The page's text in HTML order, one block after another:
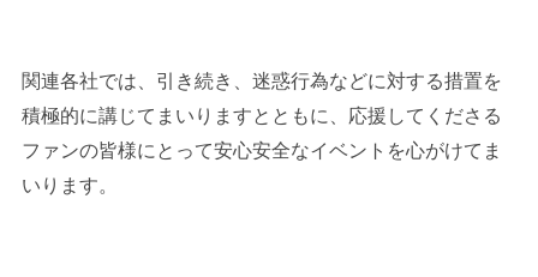
関連各社では、引き続き、迷惑行為などに対する措置を
積極的に講じてまいりますとともに、応援してくださる
ファンの皆様にとって安心安全なイベントを心がけてま
いります。